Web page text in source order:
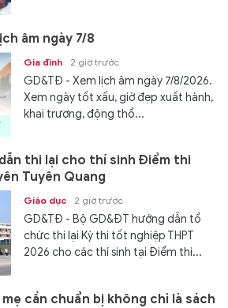
âm ngày 7/8
Gia đình 2 giờ trước
GD&TĐ - Xem lịch âm ngày 7/8/2026.
Xem ngày tốt xấu, giờ đẹp xuất hành,
khai trương, động thổ...
thi lại cho thí sinh Điểm thi
Tuyên Quang
Giáo dục 2 giờ trước
GD&TĐ - Bộ GD&ĐT hướng dẫn tổ
chức thi lại Kỳ thi tốt nghiệp THPT
2026 cho các thí sinh tại Điểm thi...
cần chuẩn bị không chỉ là sách